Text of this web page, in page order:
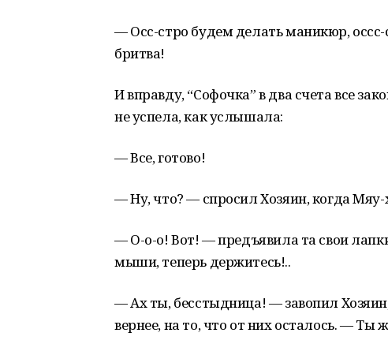
— Осс-стро будем делать маникюр,
бритва!
И вправду, “Софочка” в два счета все
не успела, как услышала:
— Все, готово!
— Ну, что? — спросил Хозяин, когда
— О-о-о! Вот! — предъявила та свои
мыши, теперь держитесь!..
— Ах ты, бесстыдница! — завопил
вернее, на то, что от них осталось. — Ты